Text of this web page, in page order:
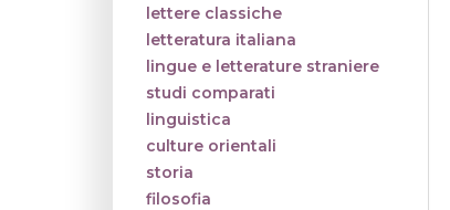
lettere classiche
letteratura italiana
lingue e letterature straniere
studi comparati
linguistica
culture orientali
storia
filosofia